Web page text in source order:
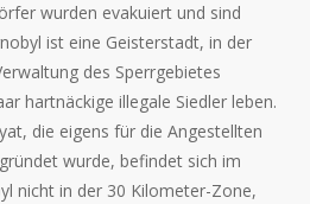
wurden evakuiert und sind
ist eine Geisterstadt, in der
des Sperrgebietes
hartnäckige illegale Siedler leben.
die eigens für die Angestellten
wurde, befindet sich im
nicht in der 30 Kilometer-Zone,